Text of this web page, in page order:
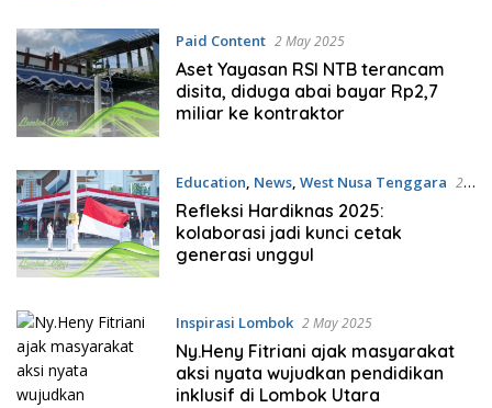
Paid Content 2 May 2025
Aset Yayasan RSI NTB terancam
disita, diduga abai bayar Rp2,7
miliar ke kontraktor
Education, News, West Nusa Tenggara 2
May 2025
Refleksi Hardiknas 2025:
kolaborasi jadi kunci cetak
generasi unggul
Inspirasi Lombok 2 May 2025
Ny.Heny Fitriani ajak masyarakat
aksi nyata wujudkan pendidikan
inklusif di Lombok Utara